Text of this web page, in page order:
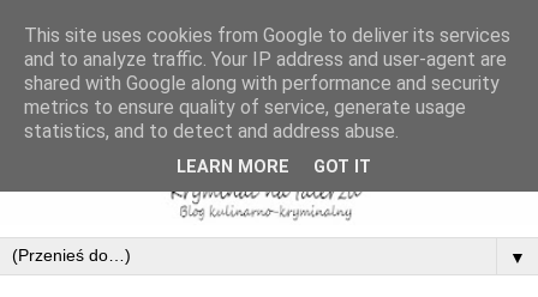
▼
This site uses cookies from Google to deliver its services
and to analyze traffic. Your IP address and user-agent are
shared with Google along with performance and security
metrics to ensure quality of service, generate usage
statistics, and to detect and address abuse.
LEARN MORE GOT IT